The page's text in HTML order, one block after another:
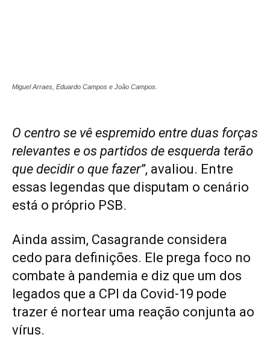
Miguel Arraes, Eduardo Campos e João Campos.
O centro se vê espremido entre duas forças
relevantes e os partidos de esquerda terão
que decidir o que fazer”, avaliou. Entre
essas legendas que disputam o cenário
está o próprio PSB.
Ainda assim, Casagrande considera
cedo para definições. Ele prega foco no
combate à pandemia e diz que um dos
legados que a CPI da Covid-19 pode
trazer é nortear uma reação conjunta ao
vírus.